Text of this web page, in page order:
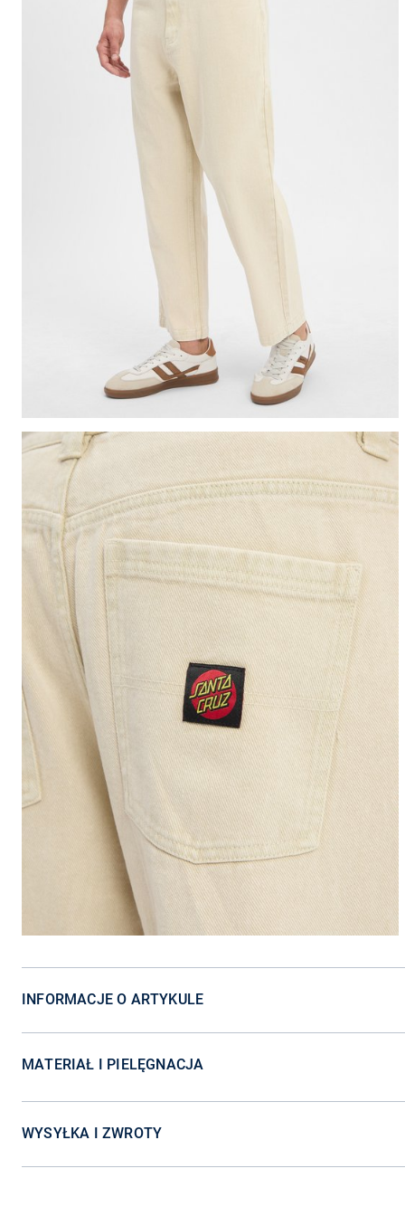
INFORMACJE O ARTYKULE
MATERIAŁ I PIELĘGNACJA
WYSYŁKA I ZWROTY